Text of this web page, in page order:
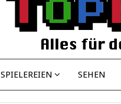
SPIELEREIEN SEHEN